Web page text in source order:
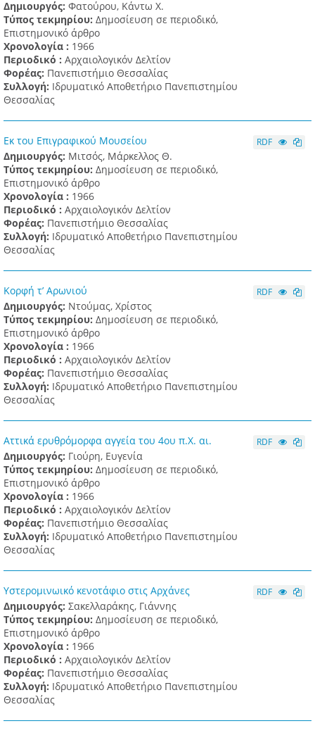
Δημιουργός: Φατούρου, Κάντω Χ.
Τύπος τεκμηρίου: Δημοσίευση σε περιοδικό,
Επιστημονικό άρθρο
Χρονολογία : 1966
Περιοδικό : Αρχαιολογικόν Δελτίον
Φορέας: Πανεπιστήμιο Θεσσαλίας
Συλλογή: Ιδρυματικό Αποθετήριο Πανεπιστημίου
Θεσσαλίας
Εκ του Επιγραφικού Μουσείου
Δημιουργός: Μιτσός, Μάρκελλος Θ.
Τύπος τεκμηρίου: Δημοσίευση σε περιοδικό,
Επιστημονικό άρθρο
Χρονολογία : 1966
Περιοδικό : Αρχαιολογικόν Δελτίον
Φορέας: Πανεπιστήμιο Θεσσαλίας
Συλλογή: Ιδρυματικό Αποθετήριο Πανεπιστημίου
Θεσσαλίας
RDF
Κορφή τ’ Αρωνιού
Δημιουργός: Ντούμας, Χρίστος
Τύπος τεκμηρίου: Δημοσίευση σε περιοδικό,
Επιστημονικό άρθρο
Χρονολογία : 1966
Περιοδικό : Αρχαιολογικόν Δελτίον
Φορέας: Πανεπιστήμιο Θεσσαλίας
Συλλογή: Ιδρυματικό Αποθετήριο Πανεπιστημίου
Θεσσαλίας
RDF
Αττικά ερυθρόμορφα αγγεία του 4ου π.Χ. αι.
Δημιουργός: Γιούρη, Ευγενία
Τύπος τεκμηρίου: Δημοσίευση σε περιοδικό,
Επιστημονικό άρθρο
Χρονολογία : 1966
Περιοδικό : Αρχαιολογικόν Δελτίον
Φορέας: Πανεπιστήμιο Θεσσαλίας
Συλλογή: Ιδρυματικό Αποθετήριο Πανεπιστημίου
Θεσσαλίας
RDF
Υστερομινωικό κενοτάφιο στις Αρχάνες
Δημιουργός: Σακελλαράκης, Γιάννης
Τύπος τεκμηρίου: Δημοσίευση σε περιοδικό,
Επιστημονικό άρθρο
Χρονολογία : 1966
Περιοδικό : Αρχαιολογικόν Δελτίον
Φορέας: Πανεπιστήμιο Θεσσαλίας
Συλλογή: Ιδρυματικό Αποθετήριο Πανεπιστημίου
Θεσσαλίας
RDF